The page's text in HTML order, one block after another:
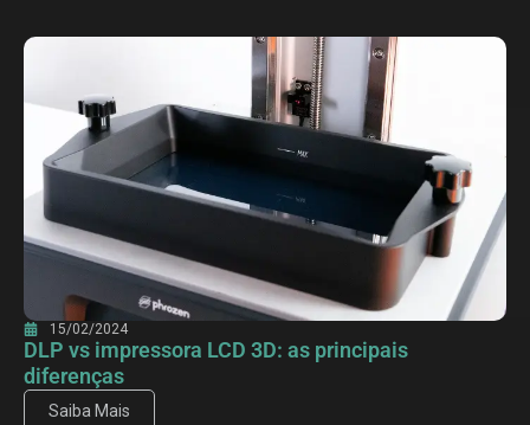
15/02/2024
DLP vs impressora LCD 3D: as principais
diferenças
Saiba Mais